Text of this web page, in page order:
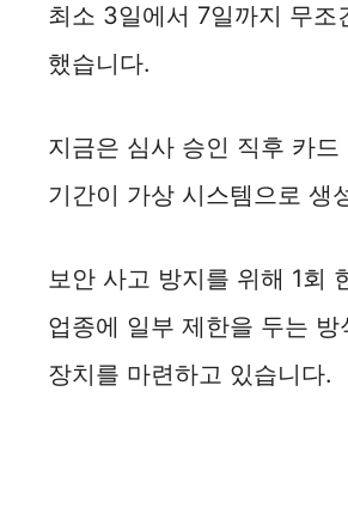
최소 3일에서 7일까지 무조
했습니다.
지금은 심사 승인 직후 카드
기간이 가상 시스템으로 생
보안 사고 방지를 위해 1회
업종에 일부 제한을 두는 방
장치를 마련하고 있습니다.